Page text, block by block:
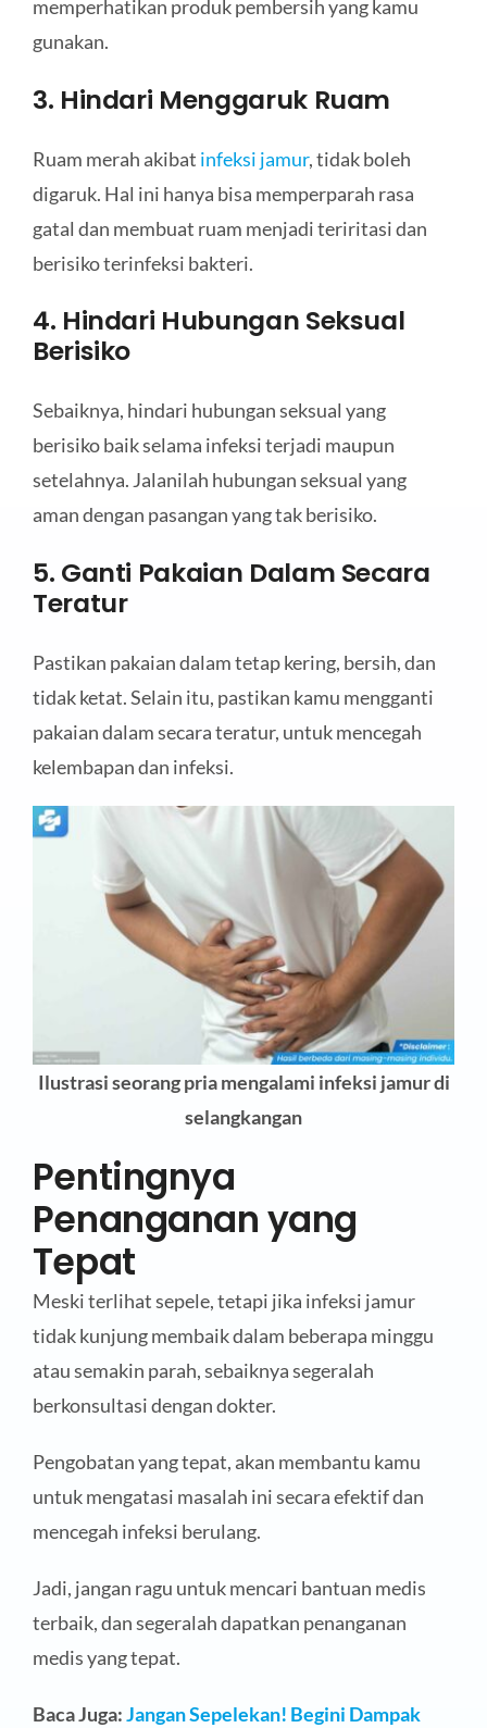
memperhatikan produk pembersih yang kamu
gunakan.
3. Hindari Menggaruk Ruam
Ruam merah akibat infeksi jamur, tidak boleh
digaruk. Hal ini hanya bisa memperparah rasa
gatal dan membuat ruam menjadi teriritasi dan
berisiko terinfeksi bakteri.
4. Hindari Hubungan Seksual
Berisiko
Sebaiknya, hindari hubungan seksual yang
berisiko baik selama infeksi terjadi maupun
setelahnya. Jalanilah hubungan seksual yang
aman dengan pasangan yang tak berisiko.
5. Ganti Pakaian Dalam Secara
Teratur
Pastikan pakaian dalam tetap kering, bersih, dan
tidak ketat. Selain itu, pastikan kamu mengganti
pakaian dalam secara teratur, untuk mencegah
kelembapan dan infeksi.
Ilustrasi seorang pria mengalami infeksi jamur di
selangkangan
Pentingnya
Penanganan yang
Tepat
Meski terlihat sepele, tetapi jika infeksi jamur
tidak kunjung membaik dalam beberapa minggu
atau semakin parah, sebaiknya segeralah
berkonsultasi dengan dokter.
Pengobatan yang tepat, akan membantu kamu
untuk mengatasi masalah ini secara efektif dan
mencegah infeksi berulang.
Jadi, jangan ragu untuk mencari bantuan medis
terbaik, dan segeralah dapatkan penanganan
medis yang tepat.
Baca Juga:Jangan Sepelekan! Begini Dampak